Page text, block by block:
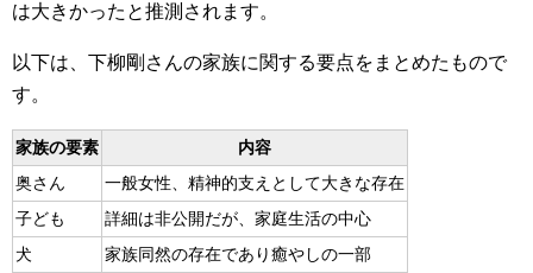
は大きかったと推測されます。
以下は、下柳剛さんの家族に関する要点をまとめたもので
す。
家族の要素
内容
奥さん
一般女性、精神的支えとして大きな存在
子ども
詳細は非公開だが、家庭生活の中心
犬
家族同然の存在であり癒やしの一部